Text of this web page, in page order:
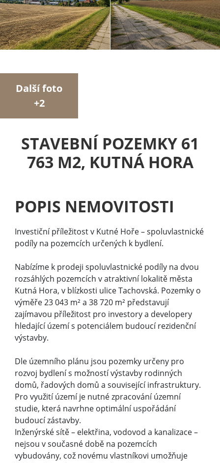
Další foto
+2
STAVEBNÍ POZEMKY 61
763 M2, KUTNÁ HORA
POPIS NEMOVITOSTI
Investiční příležitost v Kutné Hoře – spoluvlastnické
podíly na pozemcích určených k bydlení.
Nabízíme k prodeji spoluvlastnické podíly na dvou
rozsáhlých pozemcích v atraktivní lokalitě města
Kutná Hora, v blízkosti ulice Tachovská. Pozemky o
výměře 23 043 m² a 38 720 m² představují
zajímavou příležitost pro investory a developery
hledající území s potenciálem budoucí rezidenční
výstavby.
Dle územního plánu jsou pozemky určeny pro
rozvoj bydlení s možností výstavby rodinných
domů, řadových domů a související infrastruktury.
Pro využití území je nutné zpracování územní
studie, která navrhne optimální uspořádání
budoucí zástavby.
Inženýrské sítě – elektřina, vodovod a kanalizace –
nejsou v současné době na pozemcích
vybudovány, což novému vlastníkovi umožňuje